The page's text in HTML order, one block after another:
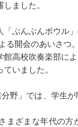
ました。
ぶんぶんボウル」
る開会のあいさつ。
高校吹奏楽部によ
いました。
野」では、学生
まざまな年代の方